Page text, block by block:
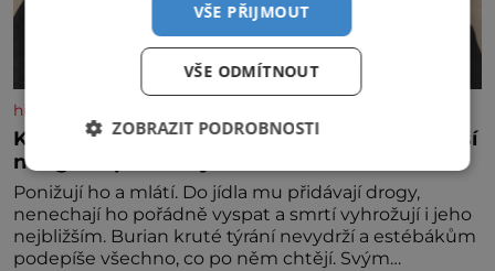
historyplus.cz
Kněz Bohuslav Burian: Metody StB byly horší
než gestapácké trýznění
Ponižují ho a mlátí. Do jídla mu přidávají drogy,
nenechají ho pořádně vyspat a smrtí vyhrožují i jeho
nejbližším. Burian kruté týrání nevydrží a estébákům
podepíše všechno, co po něm chtějí. Svým
VŠE PŘIJMOUT
VŠE ODMÍTNOUT
ZOBRAZIT PODROBNOSTI